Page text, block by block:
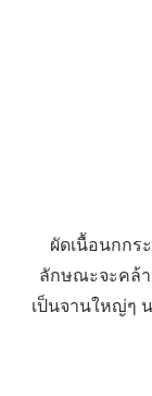
ผัดเนื้อนกกร
ลักษณะจะคล้า
เป็นจานใหญ่ๆ